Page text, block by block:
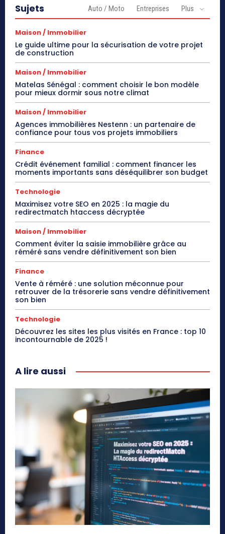
Sujets Auto / Moto Entreprises Plus
Maison / Immobilier
Le guide ultime pour la sécurisation de votre projet
de construction
Maison / Immobilier
Matelas Sénégal : comment choisir le bon modèle
pour mieux dormir sous notre climat
Maison / Immobilier
Agences immobilières Nestenn : un partenaire de
confiance pour tous vos projets immobiliers
Finance
Crédit événement familial : comment financer les
moments importants sans déséquilibrer son budget
Technologie
Maximisez votre SEO en 2025 : la magie du
redirectmatch htaccess décryptée
Maison / Immobilier
Comment éviter la saisie immobilière grâce au
réméré sans vendre définitivement son bien
Finance
Vente à réméré : une solution méconnue pour
retrouver de la trésorerie sans vendre définitivement
son bien
Technologie
Découvrez les sites les plus visités en France : top 10
incontournable de 2025 !
A lire aussi